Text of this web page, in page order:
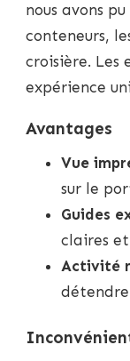
nous avons
conteneurs,
croisière. Les
expérience
Avantages
Vue
sur le
Guides
claires
Activité